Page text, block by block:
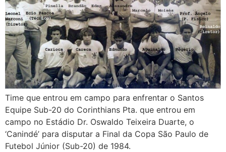
Time que entrou em campo para enfrentar o Santos
Equipe Sub-20 do Corinthians Pta. que entrou em
campo no Estádio Dr. Oswaldo Teixeira Duarte, o
‘Canindé’ para disputar a Final da Copa São Paulo de
Futebol Júnior (Sub-20) de 1984.